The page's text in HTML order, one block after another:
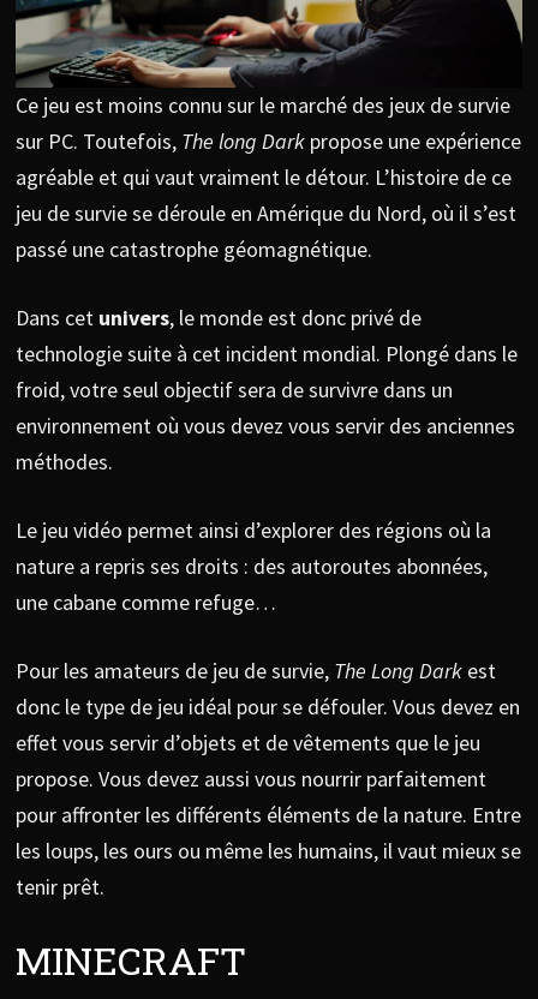
Ce jeu est moins connu sur le marché des jeux de survie
sur PC. Toutefois, The long Darkpropose une expérience
agréable et qui vaut vraiment le détour. L’histoire de ce
jeu de survie se déroule en Amérique du Nord, où il s’est
passé une catastrophe géomagnétique.
Dans cet univers, le monde est donc privé de
technologie suite à cet incident mondial. Plongé dans le
froid, votre seul objectif sera de survivre dans un
environnement où vous devez vous servir des anciennes
méthodes.
Le jeu vidéo permet ainsi d’explorer des régions où la
nature a repris ses droits : des autoroutes abonnées,
une cabane comme refuge…
Pour les amateurs de jeu de survie, The Long Dark est
donc le type de jeu idéal pour se défouler. Vous devez en
effet vous servir d’objets et de vêtements que le jeu
propose. Vous devez aussi vous nourrir parfaitement
pour affronter les différents éléments de la nature. Entre
les loups, les ours ou même les humains, il vaut mieux se
tenir prêt.
MINECRAFT